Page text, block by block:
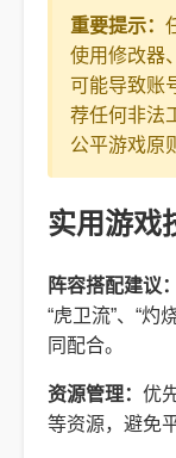
重要提示：
使用修改器
可能导致账
荐任何非法
公平游戏原
实用游戏
阵容搭配建议：
“虎卫流”、“灼
同配合。
资源管理： 优
等资源，避免